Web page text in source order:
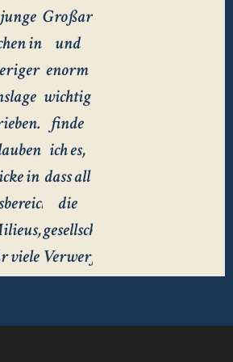
in
in
viele
Großartig
und
enorm
wichtig
finde
ich es,
dass all
die
gesellschaftlichen
Verwerfungen
in den